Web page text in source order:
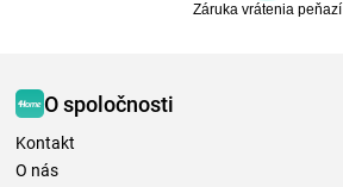
Záruka vrátenia peňazí
O spoločnosti
Kontakt
O nás